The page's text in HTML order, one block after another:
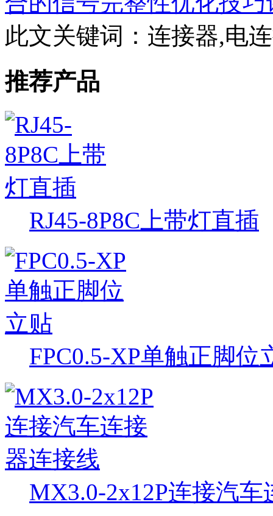
此文关键词： 连接器,电
推荐产品
RJ45-8P8C上带灯直插
FPC0.5-XP单触正脚位
MX3.0-2x12P连接汽